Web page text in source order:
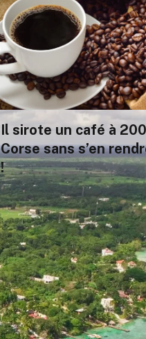
Il sirote un café à
Corse sans s’en
!